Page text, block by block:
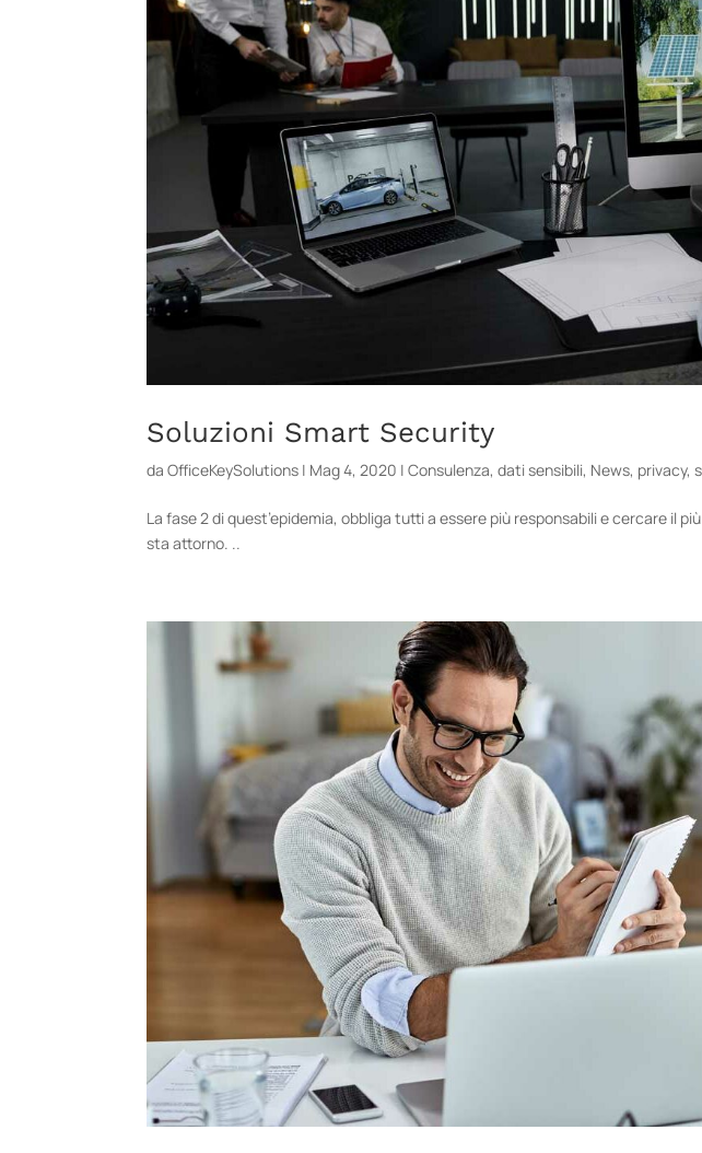
Soluzioni Smart Security
daOfficeKeySolutions | Mag 4, 2020 |Consulenza,dati sensibili, News, privacy,
La fase 2 di quest’epidemia, obbliga tutti a essere più responsabili e cercare il
sta attorno. ..